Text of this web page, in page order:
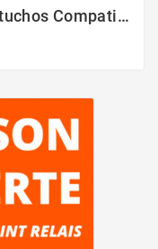
Pack De 12 Cartuchos Compatibles EPSON 603XL